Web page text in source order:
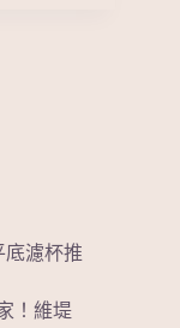
底濾杯推
！維堤